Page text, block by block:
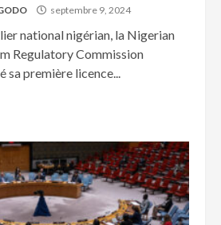
septembre 9, 2024
national nigérian, la Nigerian
Regulatory Commission
sa première licence...